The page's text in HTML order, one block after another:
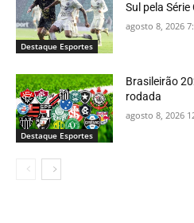
Destaque Esportes
Sul pela Série
agosto 8, 2026
Destaque Esportes
Brasileirão
rodada
agosto 8, 2026